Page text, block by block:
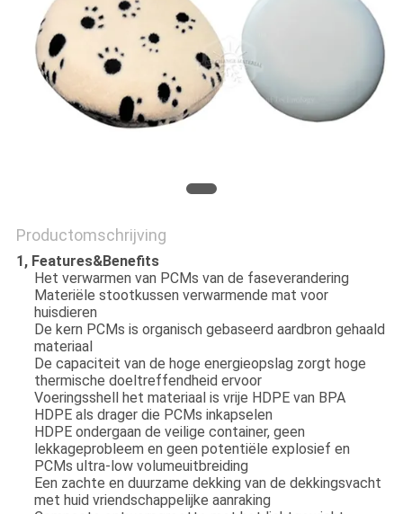
Productomschrijving
1, Features&Benefits
Het verwarmen van PCMs van de faseverandering
Materiële stootkussen verwarmende mat voor
huisdieren
De kern PCMs is organisch gebaseerd aardbron gehaald
materiaal
De capaciteit van de hoge energieopslag zorgt hoge
thermische doeltreffendheid ervoor
Voeringsshell het materiaal is vrije HDPE van BPA
HDPE als drager die PCMs inkapselen
HDPE ondergaan de veilige container, geen
lekkageprobleem en geen potentiële explosief en
PCMs ultra-low volumeuitbreiding
Een zachte en duurzame dekking van de dekkingsvacht
met huid vriendschappelijke aanraking